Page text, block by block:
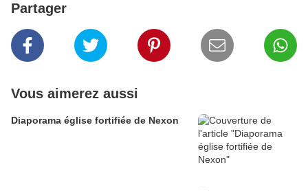
Partager
Vous aimerez aussi
Diaporama église fortifiée de Nexon